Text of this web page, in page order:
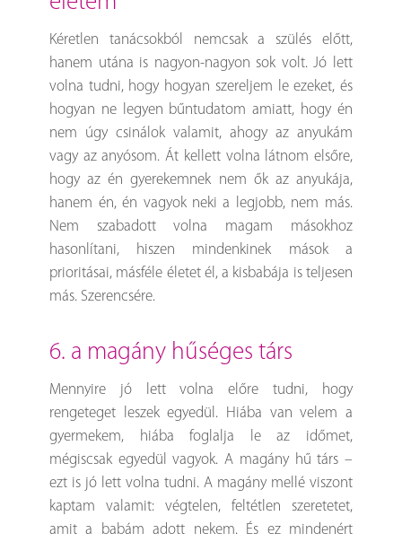
Kéretlen tanácsokból nemcsak a szülés előtt,
hanem utána is nagyon-nagyon sok volt. Jó lett
volna tudni, hogy hogyan szereljem le ezeket, és
hogyan ne legyen bűntudatom amiatt, hogy én
nem úgy csinálok valamit, ahogy az anyukám
vagy az anyósom. Át kellett volna látnom elsőre,
hogy az én gyerekemnek nem ők az anyukája,
hanem én, én vagyok neki a legjobb, nem más.
Nem szabadott volna magam másokhoz
hasonlítani, hiszen mindenkinek mások a
prioritásai, másféle életet él, a kisbabája is teljesen
más. Szerencsére.
6. a magány hűséges társ
Mennyire jó lett volna előre tudni, hogy
rengeteget leszek egyedül. Hiába van velem a
gyermekem, hiába foglalja le az időmet,
mégiscsak egyedül vagyok. A magány hű társ –
ezt is jó lett volna tudni. A magány mellé viszont
kaptam valamit: végtelen, feltétlen szeretetet,
amit a babám adott nekem. És ez mindenért